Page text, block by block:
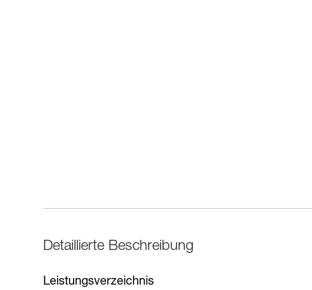
Detaillierte Beschreibung
Leistungsverzeichnis